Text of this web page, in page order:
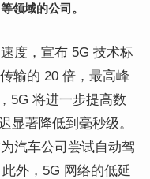
领域的公司。
度，宣布 5G 技术标
输的 20 倍，最高峰
5G 将进一步提高数
显著降低到毫秒级。
汽车公司尝试自动驾
外，5G 网络的低延